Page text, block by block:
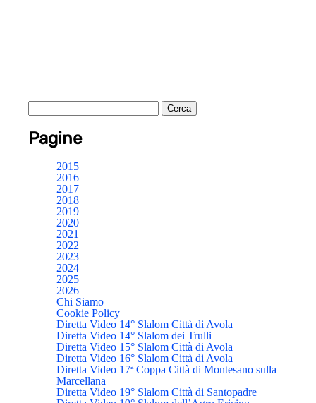
Pagine
2015
2016
2017
2018
2019
2020
2021
2022
2023
2024
2025
2026
Chi Siamo
Cookie Policy
Diretta Video 14° Slalom Città di Avola
Diretta Video 14° Slalom dei Trulli
Diretta Video 15° Slalom Città di Avola
Diretta Video 16° Slalom Città di Avola
Diretta Video 17ª Coppa Città di Montesano sulla
Marcellana
Diretta Video 19° Slalom Città di Santopadre